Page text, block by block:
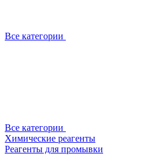
Все категории
Все категории
Химические реагенты
Реагенты для промывки